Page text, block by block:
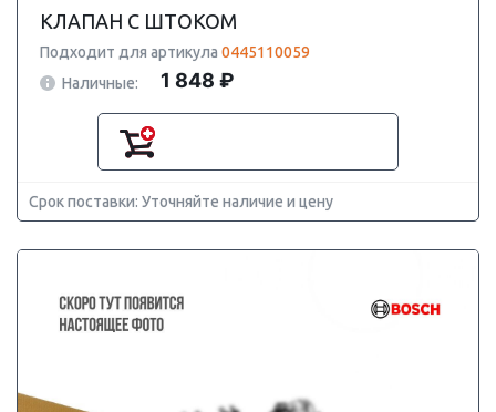
КЛАПАН С ШТОКОМ
Подходит для артикула 0445110059
Наличные:
1 848 ₽
Срок поставки: Уточняйте наличие и цену